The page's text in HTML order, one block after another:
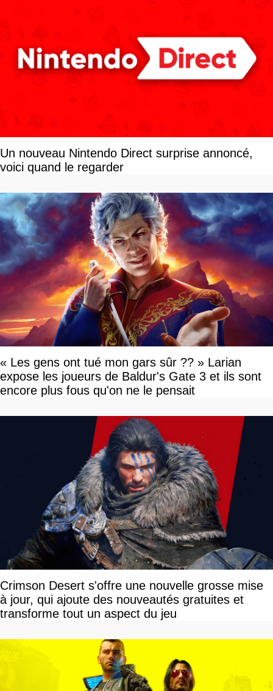
Un nouveau Nintendo Direct surprise annoncé,
voici quand le regarder
« Les gens ont tué mon gars sûr ?? » Larian
expose les joueurs de Baldur's Gate 3 et ils sont
encore plus fous qu'on ne le pensait
Crimson Desert s'offre une nouvelle grosse mise
à jour, qui ajoute des nouveautés gratuites et
transforme tout un aspect du jeu